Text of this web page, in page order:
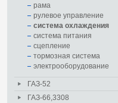
рама
рулевое управление
система охлаждения
система питания
сцепление
тормозная система
электрооборудование
ГАЗ-52
ГАЗ-66,3308